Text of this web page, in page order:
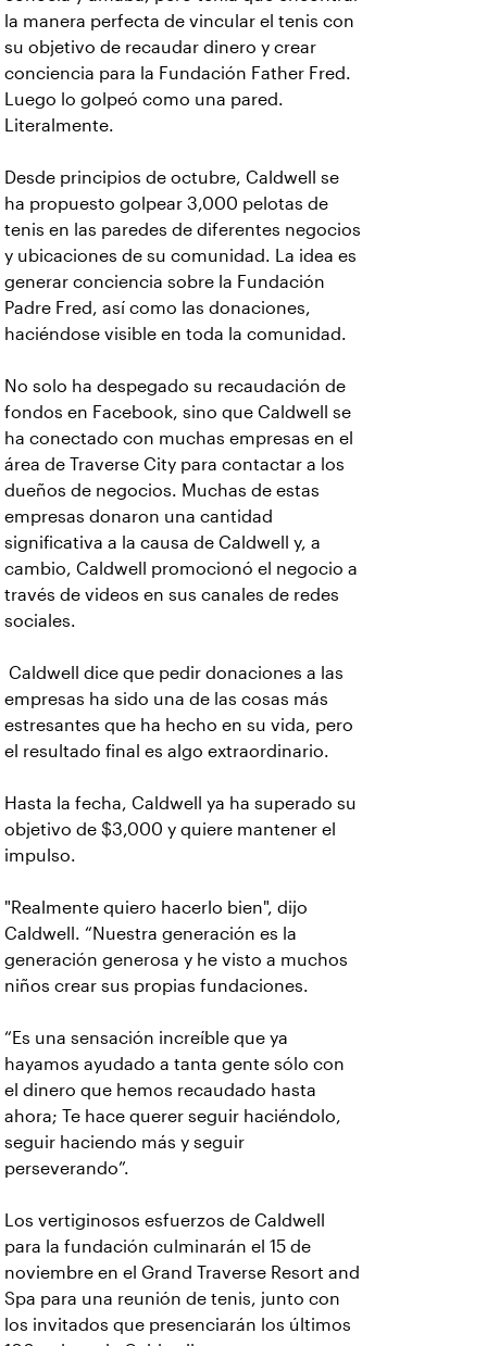
la manera perfecta de vincular el tenis con
su objetivo de recaudar dinero y crear
conciencia para la Fundación Father Fred.
Luego lo golpeó como una pared.
Literalmente.
Desde principios de octubre, Caldwell se
ha propuesto golpear 3,000 pelotas de
tenis en las paredes de diferentes negocios
y ubicaciones de su comunidad. La idea es
generar conciencia sobre la Fundación
Padre Fred, así como las donaciones,
haciéndose visible en toda la comunidad.
No solo ha despegado su recaudación de
fondos en Facebook, sino que Caldwell se
ha conectado con muchas empresas en el
área de Traverse City para contactar a los
dueños de negocios. Muchas de estas
empresas donaron una cantidad
significativa a la causa de Caldwell y, a
cambio, Caldwell promocionó el negocio a
través de videos en sus canales de redes
sociales.
Caldwell dice que pedir donaciones a las
empresas ha sido una de las cosas más
estresantes que ha hecho en su vida, pero
el resultado final es algo extraordinario.
Hasta la fecha, Caldwell ya ha superado su
objetivo de $3,000 y quiere mantener el
impulso.
"Realmente quiero hacerlo bien", dijo
Caldwell. “Nuestra generación es la
generación generosa y he visto a muchos
niños crear sus propias fundaciones.
“Es una sensación increíble que ya
hayamos ayudado a tanta gente sólo con
el dinero que hemos recaudado hasta
ahora; Te hace querer seguir haciéndolo,
seguir haciendo más y seguir
perseverando”.
Los vertiginosos esfuerzos de Caldwell
para la fundación culminarán el 15 de
noviembre en el Grand Traverse Resort and
Spa para una reunión de tenis, junto con
los invitados que presenciarán los últimos